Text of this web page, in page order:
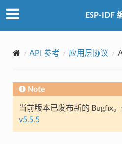
ESP-IDF
API 参考 应用层协议
Note
当前版本已发布新的 Bugfix
v5.5.5